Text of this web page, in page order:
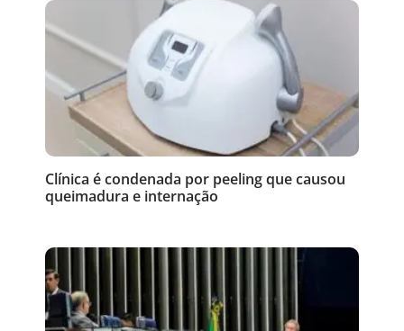
Clínica é condenada por peeling que causou
queimadura e internação